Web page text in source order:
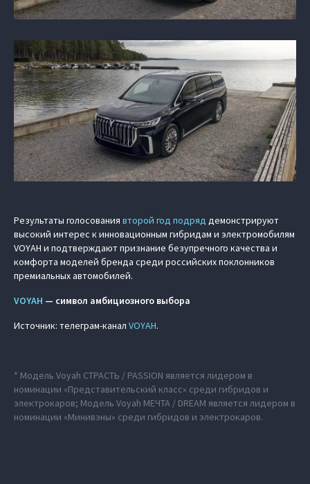
Результаты голосования второй год подряд демонстрируют
высокий интерес к инновационным гибридам и электромобилям
VOYAH и подтверждают признание безупречного качества и
комфорта моделей бренда среди российских поклонников
премиальных автомобилей.
VOYAH — символ амбициозного выбора
Источник: телеграм-канал VOYAH.
* Модель Voyah СТРАСТЬ / PASSION является лидером в
номинации «Представительский класс» среди гибридов и
электрокаров; Модель Voyah МЕЧТА / DREAM является лидером в
номинации «Минивэны» среди гибридов и электрокаров.